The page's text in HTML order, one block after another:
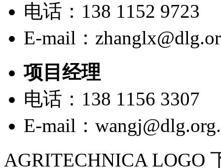
电话：138 1152 9723
E-mail：
项目经理
电话：138 1156 3307
E-mail：
AGRITECHNICA LOGO